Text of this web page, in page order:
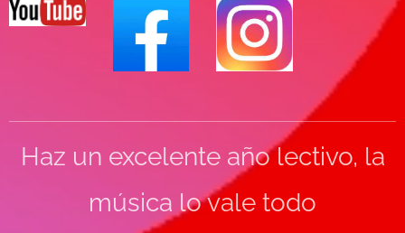
Haz un excelente año lectivo, la
música lo vale todo